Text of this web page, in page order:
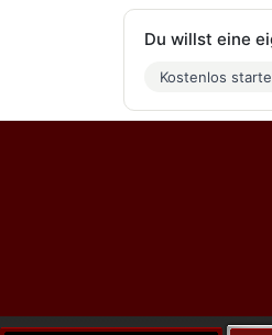
Du willst eine
Kostenlos